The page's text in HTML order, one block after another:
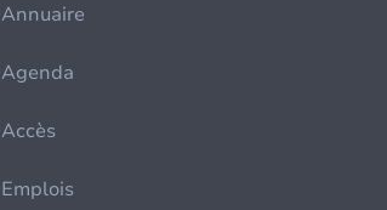
Annuaire
Agenda
Accès
Emplois